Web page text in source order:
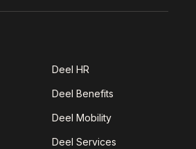
Deel HR
Deel Benefits
Deel Mobility
Deel Services